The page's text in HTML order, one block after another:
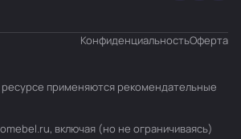
КонфиденциальностьОферта
применяются рекомендательные
включая (но не ограничиваясь)